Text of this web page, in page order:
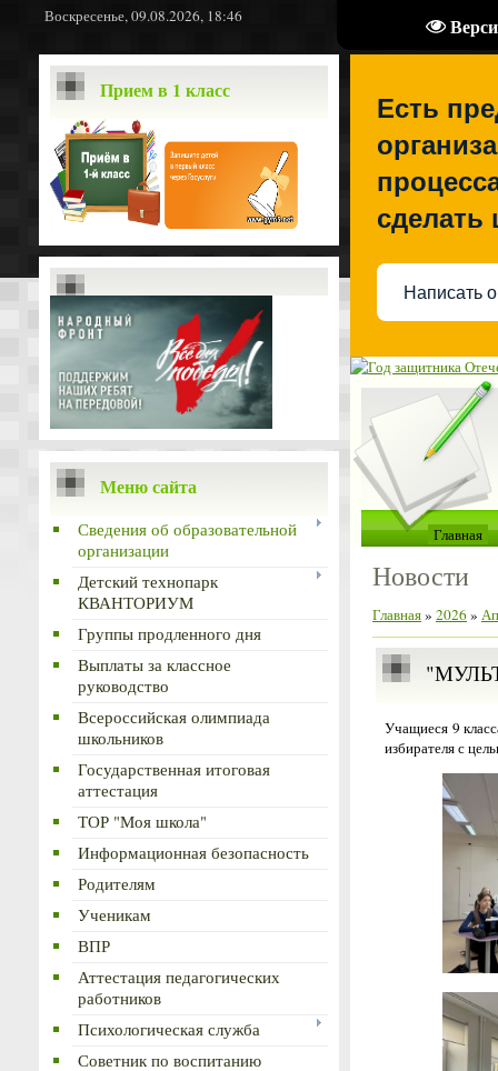
Воскресенье, 09.08.2026, 18:46
Прием в 1 класс
Меню сайта
Сведения об образовательной
организации
Детский технопарк
КВАНТОРИУМ
Группы продленного дня
Выплаты за классное
руководство
Всероссийская олимпиада
школьников
Государственная итоговая
аттестация
ТОР "Моя школа"
Информационная безопасность
Родителям
Ученикам
ВПР
Аттестация педагогических
работников
Психологическая служба
Советник по воспитанию
Есть
сделать
Написать
Главная
Новости
Главная» 2026»
Учащиеся 9
избирателя с